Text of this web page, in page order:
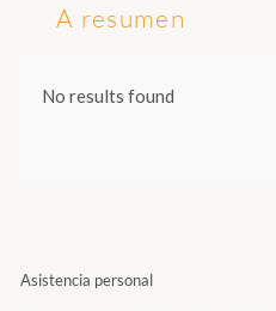
A resumen
Asistencia personal